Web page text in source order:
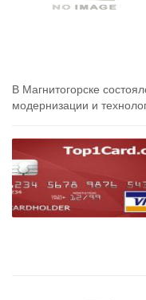
В Магнитогорске
модернизации и